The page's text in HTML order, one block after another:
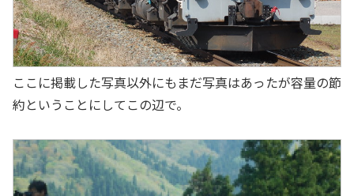
ここに掲載した写真以外にもまだ写真はあったが容量の節
約ということにしてこの辺で。